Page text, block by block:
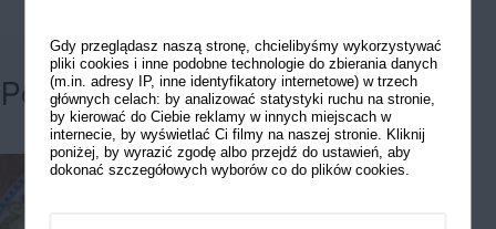
Powiązane przepisy
Gdy przeglądasz naszą stronę, chcielibyśmy wykorzystywać
pliki cookies i inne podobne technologie do zbierania danych
(m.in. adresy IP, inne identyfikatory internetowe) w trzech
głównych celach: by analizować statystyki ruchu na stronie,
by kierować do Ciebie reklamy w innych miejscach w
internecie, by wyświetlać Ci filmy na naszej stronie. Kliknij
poniżej, by wyrazić zgodę albo przejdź do ustawień, aby
dokonać szczegółowych wyborów co do plików cookies.